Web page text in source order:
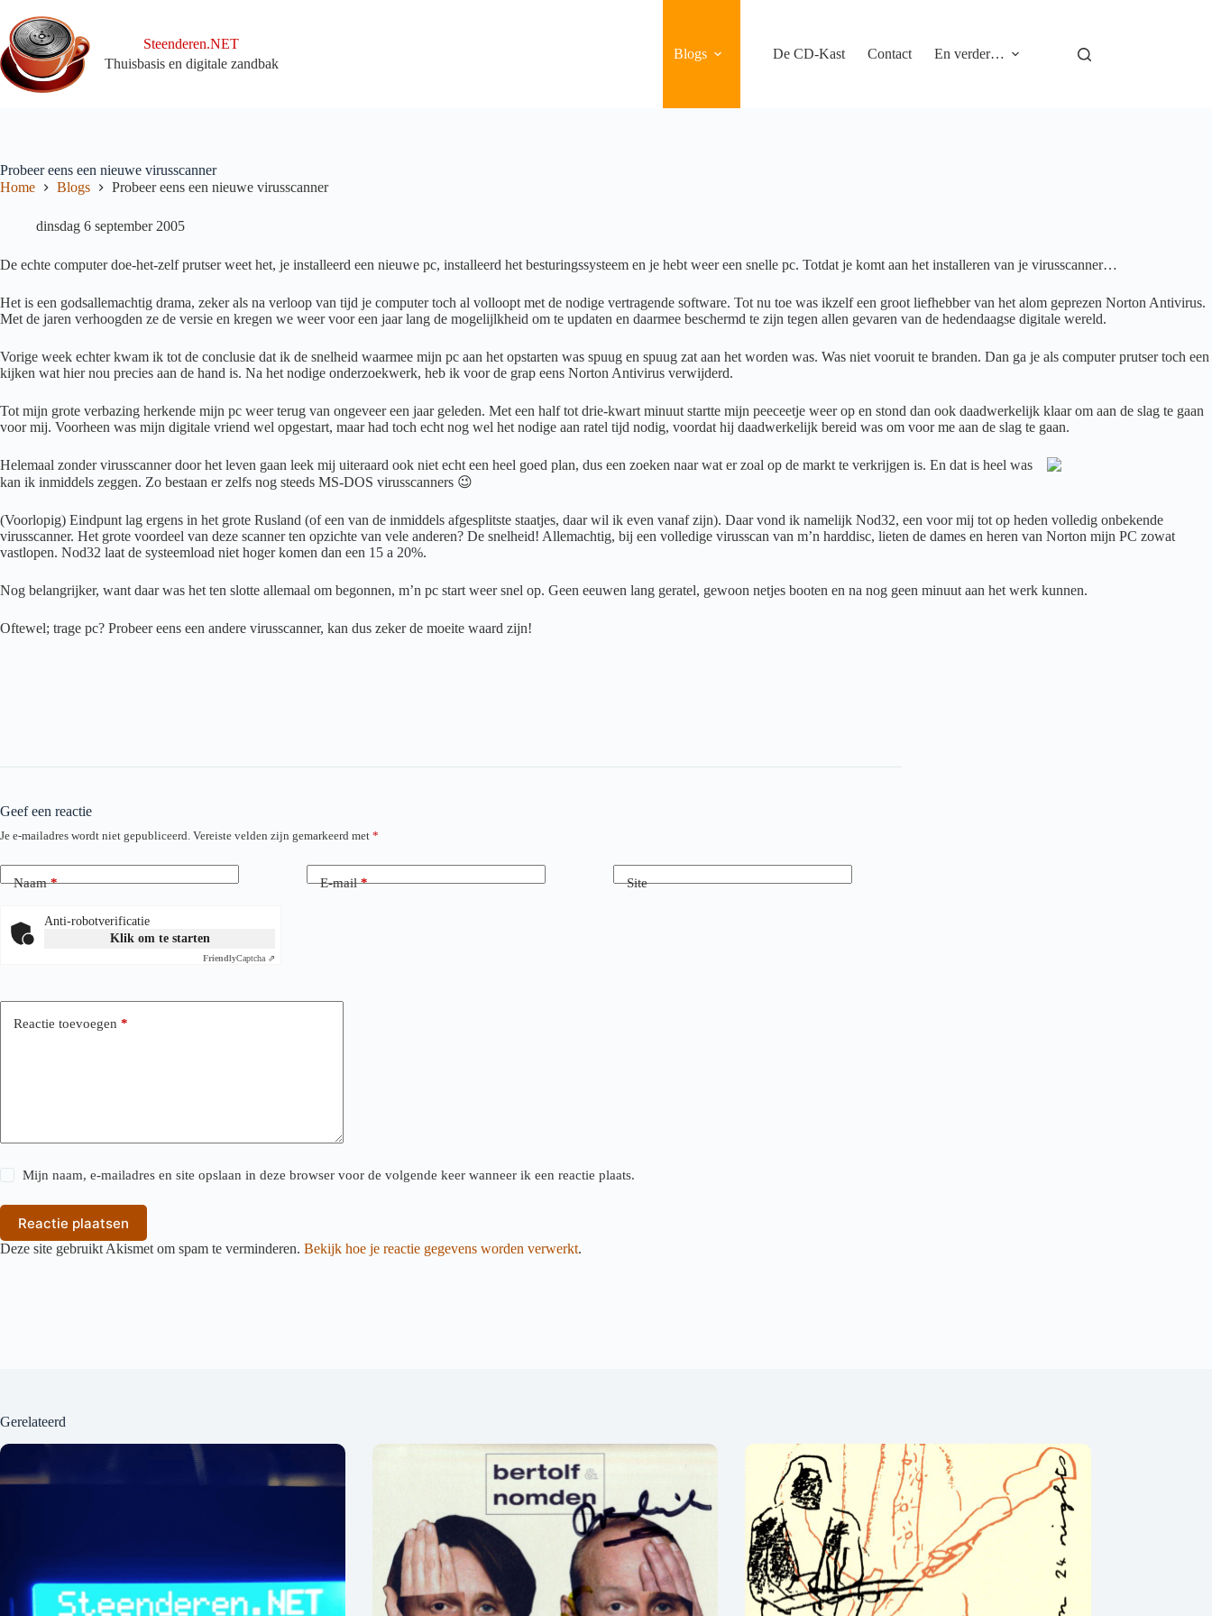
naar
de
inhoud
Steenderen.NET
Thuisbasis en digitale zandbak
Blogs De CD-Kast Contact En verder…
Probeer eens een nieuwe virusscanner
Home
Blogs Probeer eens een nieuwe virusscanner
dinsdag 6 september 2005
De echte computer doe-het-zelf prutser weet het, je installeerd een nieuwe pc, installeerd het besturingssysteem en je hebt weer een snelle pc. Totdat je komt aan het installeren van je virusscanner…
Het is een godsallemachtig drama, zeker als na verloop van tijd je computer toch al volloopt met de nodige vertragende software. Tot nu toe was ikzelf een groot liefhebber van het alom geprezen Norton Antivirus.
Met de jaren verhoogden ze de versie en kregen we weer voor een jaar lang de mogelijlkheid om te updaten en daarmee beschermd te zijn tegen allen gevaren van de hedendaagse digitale wereld.
Vorige week echter kwam ik tot de conclusie dat ik de snelheid waarmee mijn pc aan het opstarten was spuug en spuug zat aan het worden was. Was niet vooruit te branden. Dan ga je als computer prutser toch een
kijken wat hier nou precies aan de hand is. Na het nodige onderzoekwerk, heb ik voor de grap eens Norton Antivirus verwijderd.
Tot mijn grote verbazing herkende mijn pc weer terug van ongeveer een jaar geleden. Met een half tot drie-kwart minuut startte mijn peeceetje weer op en stond dan ook daadwerkelijk klaar om aan de slag te gaan
voor mij. Voorheen was mijn digitale vriend wel opgestart, maar had toch echt nog wel het nodige aan ratel tijd nodig, voordat hij daadwerkelijk bereid was om voor me aan de slag te gaan.
Helemaal zonder virusscanner door het leven gaan leek mij uiteraard ook niet echt een heel goed plan, dus een zoeken naar wat er zoal op de markt te verkrijgen is. En dat is heel was
kan ik inmiddels zeggen. Zo bestaan er zelfs nog steeds MS-DOS virusscanners 😉
(Voorlopig) Eindpunt lag ergens in het grote Rusland (of een van de inmiddels afgesplitste staatjes, daar wil ik even vanaf zijn). Daar vond ik namelijk Nod32, een voor mij tot op heden volledig onbekende
virusscanner. Het grote voordeel van deze scanner ten opzichte van vele anderen? De snelheid! Allemachtig, bij een volledige virusscan van m’n harddisc, lieten de dames en heren van Norton mijn PC zowat
vastlopen. Nod32 laat de systeemload niet hoger komen dan een 15 a 20%.
Nog belangrijker, want daar was het ten slotte allemaal om begonnen, m’n pc start weer snel op. Geen eeuwen lang geratel, gewoon netjes booten en na nog geen minuut aan het werk kunnen.
Oftewel; trage pc? Probeer eens een andere virusscanner, kan dus zeker de moeite waard zijn!
Geef een reactie
Je e-mailadres wordt niet gepubliceerd. Vereiste velden zijn gemarkeerd met *
Naam* E-mail* Site
Anti-robotverificatie
Klik om te starten
FriendlyCaptcha ⇗
Reactie toevoegen *
Mijn naam, e-mailadres en site opslaan in deze browser voor de volgende keer wanneer ik een reactie plaats.
Reactie plaatsen
Deze site gebruikt Akismet om spam te verminderen. Bekijk hoe je reactie gegevens worden verwerkt.
Gerelateerd